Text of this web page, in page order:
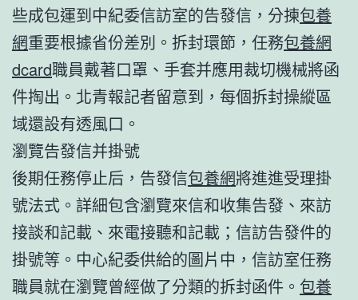
些成包運到中紀委信訪室的告發信，分揀包養
網重要根據省份差別。拆封環節，任務包養網
dcard職員戴著口罩、手套并應用裁切機械將函
件掏出。北青報記者留意到，每個拆封操縱區
域還設有透風口。
瀏覽告發信并掛號
後期任務停止后，告發信包養網將進進受理掛
號法式。詳細包含瀏覽來信和收集告發、來訪
接談和記載、來電接聽和記載；信訪告發件的
掛號等。中心紀委供給的圖片中，信訪室任務
職員就在瀏覽曾經做了分類的拆封函件。 包養